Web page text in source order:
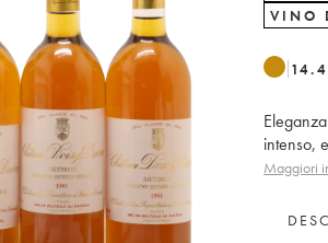
VINO
14.4
intenso,
Maggiori